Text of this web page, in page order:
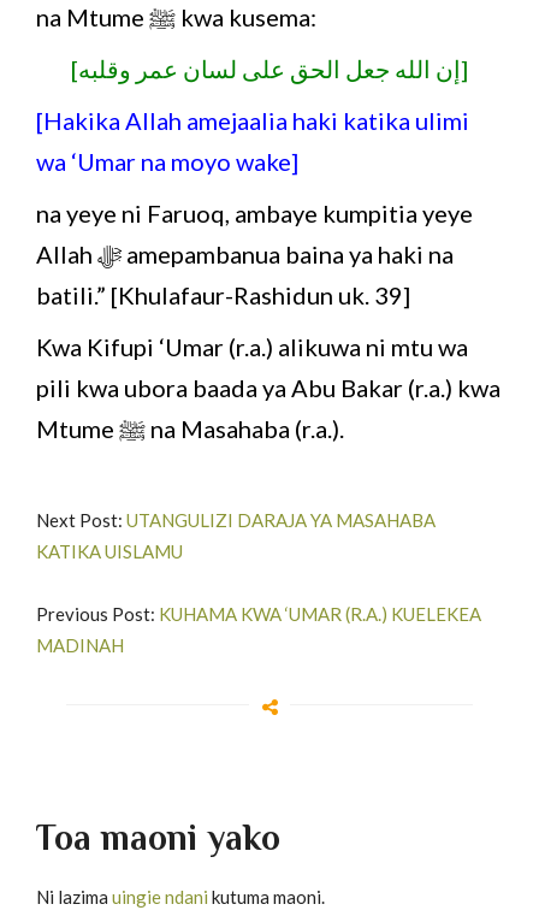
na Mtume ﷺ kwa kusema:
[إن الله جعل الحق على لسان عمر وقلبه]
[Hakika Allah amejaalia haki katika ulimi
wa ‘Umar na moyo wake]
na yeye ni Faruoq, ambaye kumpitia yeye
Allah ﷻ amepambanua baina ya haki na
batili.” [Khulafaur-Rashidun uk. 39]
Kwa Kifupi ‘Umar (r.a.) alikuwa ni mtu wa
pili kwa ubora baada ya Abu Bakar (r.a.) kwa
Mtume ﷺ na Masahaba (r.a.).
Next Post: UTANGULIZI DARAJA YA MASAHABA
KATIKA UISLAMU
Previous Post: KUHAMA KWA ‘UMAR (R.A.) KUELEKEA
MADINAH
Toa maoni yako
Ni lazima uingie ndani kutuma maoni.